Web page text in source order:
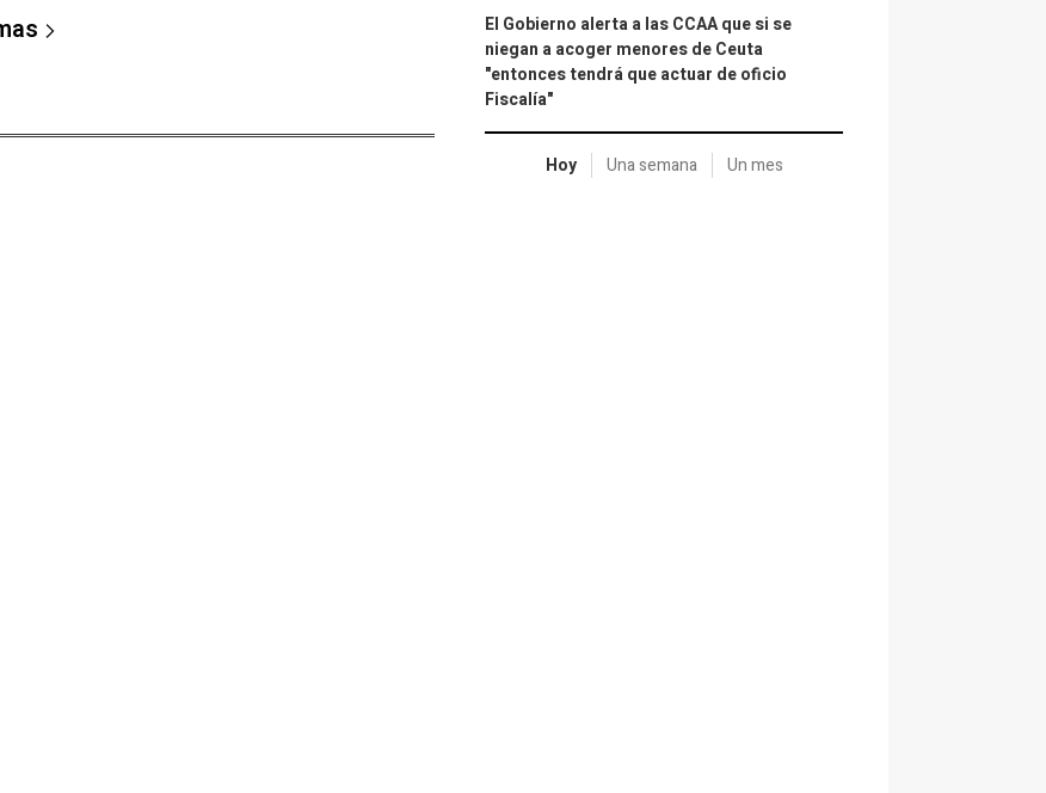
El Gobierno alerta a las CCAA que si se
niegan a acoger menores de Ceuta
"entonces tendrá que actuar de oficio
Fiscalía"
Hoy Una semana Un mes